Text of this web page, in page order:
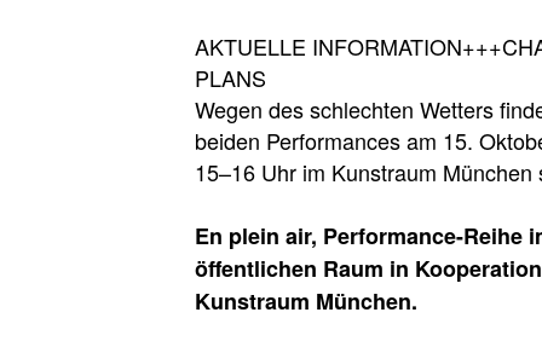
AKTUELLE
PLANS
Wegen des schlechten Wetters
beiden Performances am 15.
15–16 Uhr im Kunstraum München
En plein air, Performance-Reihe
öffentlichen Raum in
Kunstraum München.